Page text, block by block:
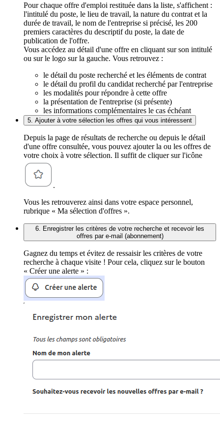
Pour chaque offre d'emploi restituée dans la liste, s'affichent :
l'intitulé du poste, le lieu de travail, la nature du contrat et la
durée de travail, le nom de l'entreprise si précisé, les 200
premiers caractères du descriptif du poste, la date de
publication de l'offre.
Vous accédez au détail d'une offre en cliquant sur son intitulé
ou sur le logo sur la gauche. Vous retrouvez :
le détail du poste recherché et les éléments de contrat
le détail du profil du candidat recherché par l'entreprise
les modalités pour répondre à cette offre
la présentation de l'entreprise (si présente)
les informations complémentaires le cas échéant
5. Ajouter à votre sélection les offres qui vous intéressent
Depuis la page de résultats de recherche ou depuis le détail
d'une offre consultée, vous pouvez ajouter la ou les offres de
votre choix à votre sélection. Il suffit de cliquer sur l'icône
.
Vous les retrouverez ainsi dans votre espace personnel,
rubrique « Ma sélection d'offres ».
6. Enregistrer les critères de votre recherche et recevoir les
offres par e-mail (abonnement)
Gagnez du temps et évitez de ressaisir les critères de votre
recherche à chaque visite ! Pour cela, cliquez sur le bouton
« Créer une alerte » :